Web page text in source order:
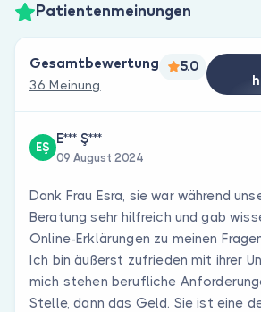
Patientenmeinungen
Gesamtbewertung
36 Meinung
5.0
EŞ
E*** Ş***
09 August 2024
Dank Frau Esra, sie war während
Beratung sehr hilfreich und gab
Online-Erklärungen zu meinen
Ich bin äußerst zufrieden mit ihrer
mich stehen berufliche
Stelle, dann das Geld. Sie ist eine